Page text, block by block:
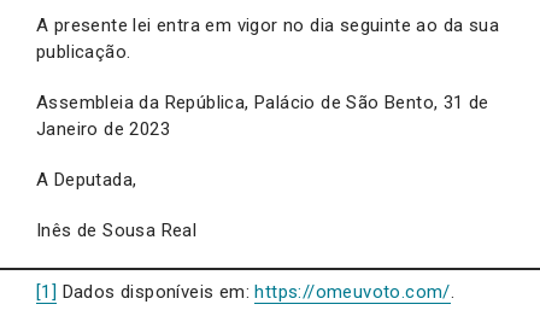
A presente lei entra em vigor no dia seguinte ao da sua
publicação.
Assembleia da República, Palácio de São Bento, 31 de
Janeiro de 2023
A Deputada,
Inês de Sousa Real
[1] Dados disponíveis em: https://omeuvoto.com/.